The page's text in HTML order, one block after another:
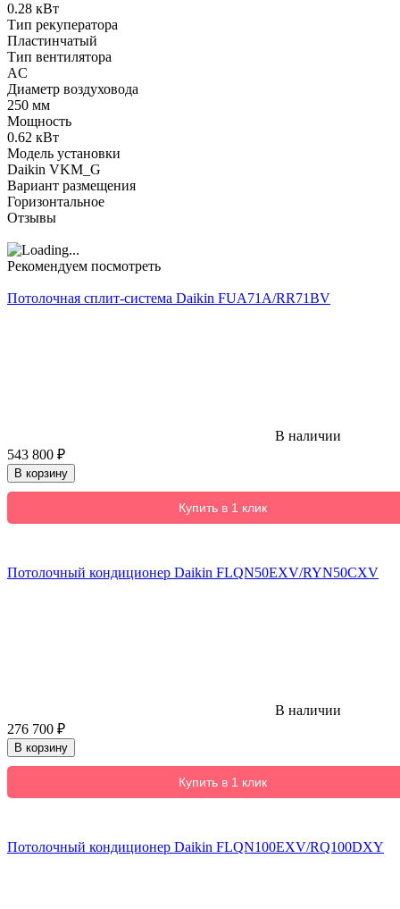
0.28 кВт
Тип рекуператора
Пластинчатый
Тип вентилятора
AC
Диаметр воздуховода
250 мм
Мощность
0.62 кВт
Модель установки
Daikin VKM_G
Вариант размещения
Горизонтальное
Отзывы
Рекомендуем посмотреть
Потолочная сплит-система Daikin FUA71A/RR71BV
В наличии
543 800 ₽
В корзину
Купить в 1 клик
Потолочный кондиционер Daikin FLQN50EXV/RYN50CXV
В наличии
276 700 ₽
В корзину
Купить в 1 клик
Потолочный кондиционер Daikin FLQN100EXV/RQ100DXY